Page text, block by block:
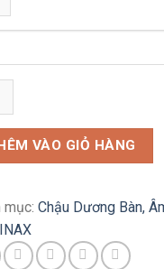
VÀO GIỎ HÀNG
mục: Chậu Dương Bàn,